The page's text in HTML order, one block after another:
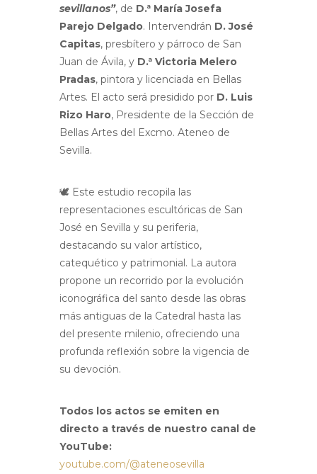
sevillanos”, de D.ª María Josefa
Parejo Delgado. Intervendrán D. José
Capitas, presbítero y párroco de San
Juan de Ávila, y D.ª Victoria Melero
Pradas, pintora y licenciada en Bellas
Artes. El acto será presidido por D. Luis
Rizo Haro, Presidente de la Sección de
Bellas Artes del Excmo. Ateneo de
Sevilla.
🕊️ Este estudio recopila las
representaciones escultóricas de San
José en Sevilla y su periferia,
destacando su valor artístico,
catequético y patrimonial. La autora
propone un recorrido por la evolución
iconográfica del santo desde las obras
más antiguas de la Catedral hasta las
del presente milenio, ofreciendo una
profunda reflexión sobre la vigencia de
su devoción.
Todos los actos se emiten en
directo a través de nuestro canal de
YouTube:
youtube.com/@ateneosevilla